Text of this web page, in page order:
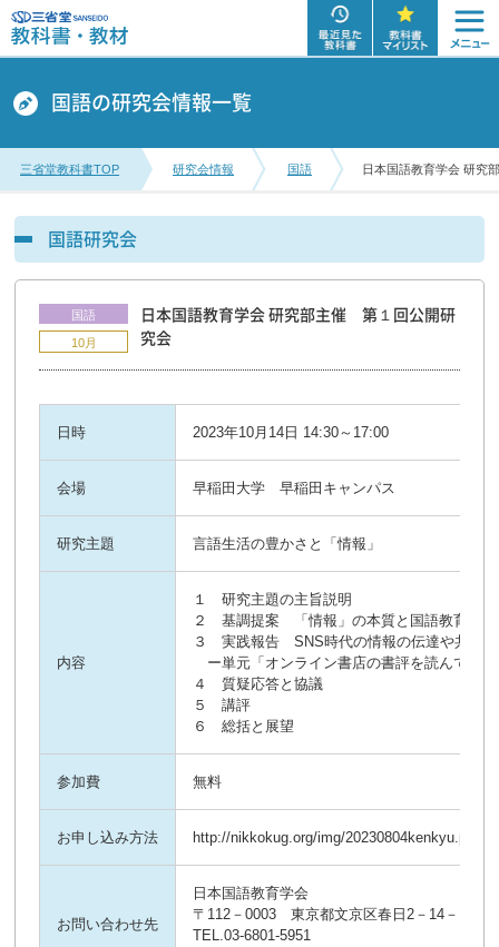
国語の研究会情報一覧
三省堂教科書TOP 研究会情報 国語 日本国語教育学会 研究
国語研究会
国語
10月
日本国語教育学会 研究部主催 第１回公開研
究会
日時 2023年10月14日 14:30～17:00
会場 早稲田大学 早稲田キャンパス
研究主題 言語生活の豊かさと「情報」
内容
１ 研究主題の主旨説明
２ 基調提案 「情報」の本質と国語教育での
３ 実践報告 SNS時代の情報の伝達や共有に
ー単元「オンライン書店の書評を読んで読
４ 質疑応答と協議
５ 講評
６ 総括と展望
参加費 無料
お申し込み方法 http://nikkokug.org/img/20230804kenkyu.pdf
お問い合わせ先
日本国語教育学会
〒112－0003 東京都文京区春日2－14－10－
TEL.03-6801-5951